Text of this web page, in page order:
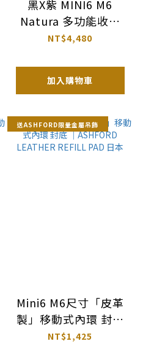
黑X紫 MINI6 M6
Natura 多功能收納
13mm｜ASHFORD 日
NT$4,480
加入購物車
送ASHFORD限量金屬吊飾
Mini6 M6尺寸「皮革
製」移動式內環 封底
｜ASHFORD
NT$1,425